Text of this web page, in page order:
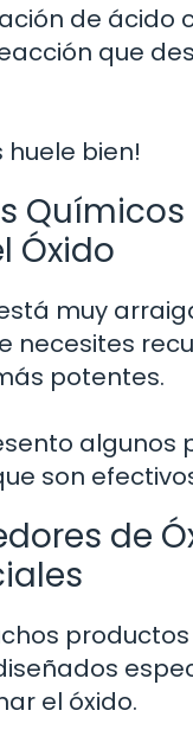
de ácido
que
huele bien!
Óxido
muy
necesites
potentes.
algunos
son
de
el óxido.